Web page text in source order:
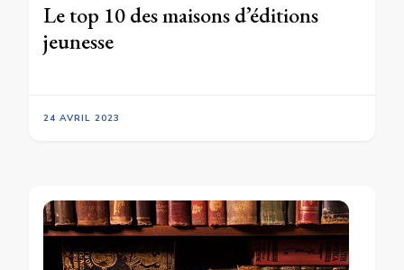
Le top 10 des maisons d’éditions
jeunesse
24 AVRIL 2023